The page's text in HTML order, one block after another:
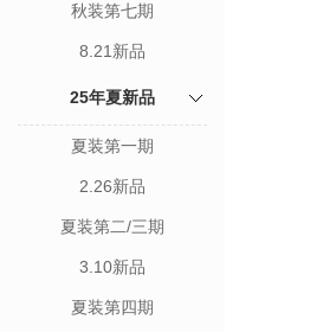
秋装第七期
8.21新品
25年夏新品
夏装第一期
2.26新品
夏装第二/三期
3.10新品
夏装第四期